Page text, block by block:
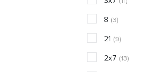
8 (3)
21 (9)
2x7 (13)